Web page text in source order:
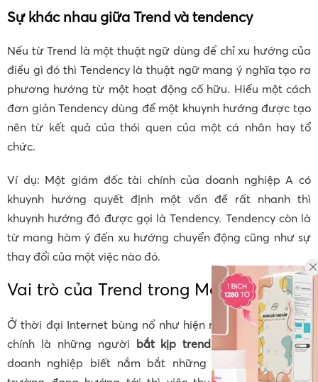
Sự khác nhau giữa Trend và tendency
Nếu từ Trend là một thuật ngữ dùng để chỉ xu hướng của
điều gì đó thì Tendency là thuật ngữ mang ý nghĩa tạo ra
phương hướng từ một hoạt động cố hữu. Hiểu một cách
đơn giản Tendency dùng để một khuynh hướng được tạo
nên từ kết quả của thói quen của một cá nhân hay tổ
chức.
Ví dụ: Một giám đốc tài chính của doanh nghiệp A có
khuynh hướng quyết định một vấn đề rất nhanh thì
khuynh hướng đó được gọi là Tendency. Tendency còn là
từ mang hàm ý đến xu hướng chuyển động cũng như sự
thay đổi của một việc nào đó.
Vai trò của Trend trong Marketing
Ở thời đại Internet bùng nổ như hiện nay thì khách hàng
chính là những người bắt kịp trend nhanh nhất. Nếu
doanh nghiệp biết nắm bắt những xu hướng mà thị